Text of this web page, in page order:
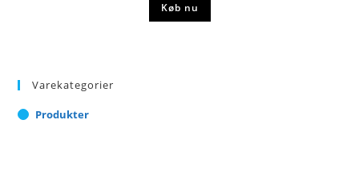
Køb nu
Varekategorier
Produkter